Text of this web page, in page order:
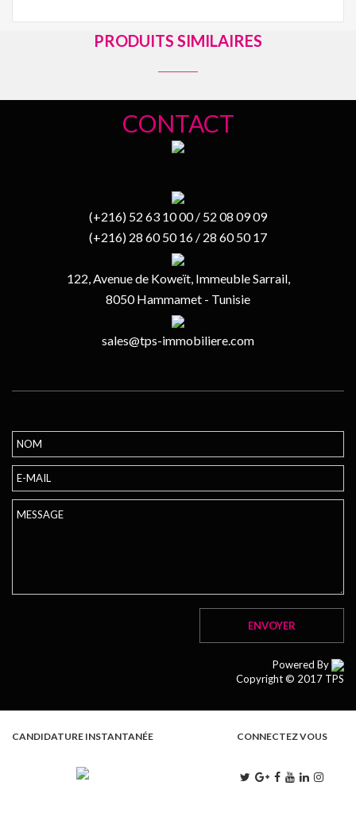
PRODUITS SIMILAIRES
CONTACT
(+216) 52 63 10 00 / 52 08 09 09
(+216) 28 60 50 16 / 28 60 50 17
122, Avenue de Koweït, Immeuble Sarrail,
8050 Hammamet - Tunisie
sales@tps-immobiliere.com
Powered By
Copyright © 2017 TPS
CANDIDATURE INSTANTANÉE CONNECTEZ VOUS